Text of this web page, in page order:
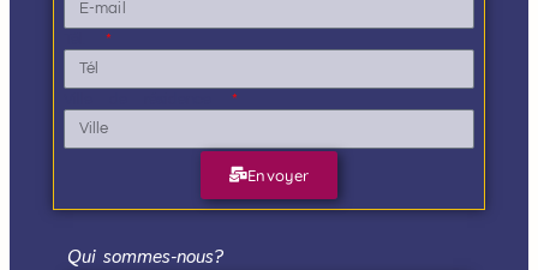
Envoyer
Qui sommes-nous?